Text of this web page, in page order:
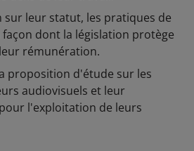
sur leur statut, les pratiques de
dont la législation protège
rémunération.
proposition d'étude sur les
audiovisuels et leur
l'exploitation de leurs